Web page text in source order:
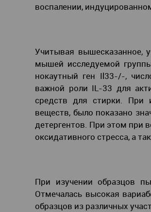
воспалении,
Учитывая вышесказанное,
мышей исследуемой
нокаутный ген Il33-/-,
важной роли IL-33 для
средств для стирки. При
веществ, было показано
детергентов. При этом при
оксидативного стресса, а
При изучении образцов
Отмечалась высокая
образцов из различных